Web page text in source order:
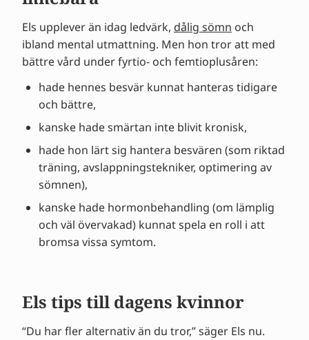
Els upplever än idag ledvärk, dålig sömn och
ibland mental utmattning. Men hon tror att med
bättre vård under fyrtio- och femtioplusåren:
hade hennes besvär kunnat hanteras tidigare
och bättre,
kanske hade smärtan inte blivit kronisk,
hade hon lärt sig hantera besvären (som riktad
träning, avslappningstekniker, optimering av
sömnen),
kanske hade hormonbehandling (om lämplig
och väl övervakad) kunnat spela en roll i att
bromsa vissa symtom.
Els tips till dagens kvinnor
“Du har fler alternativ än du tror,” säger Els nu.